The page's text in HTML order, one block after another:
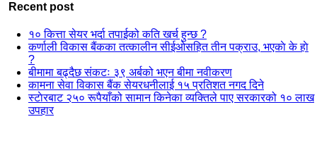
Recent post
१० कित्ता सेयर भर्दा तपाईको कति खर्च हुन्छ ?
कर्णाली विकास बैंकका तत्कालीन सीईओसहित तीन पक्राउ, भएकाे के हाे
?
बीमामा बढ्दैछ संकटः ३९ अर्बको भएन बीमा नवीकरण
कामना सेवा विकास बैंक सेयरधनीलाई १५ प्रतिशत नगद दिने
स्टाेरबाट २५० रूपैयाँको सामान किनेका व्यक्तिले पाए सरकारको १० लाख
उपहार